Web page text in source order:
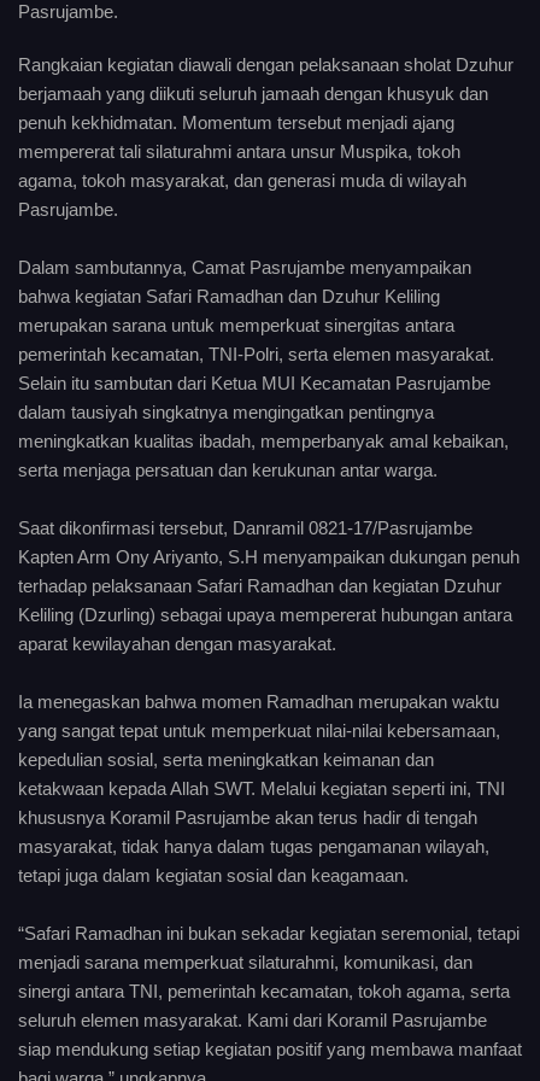
Pasrujambe.
Rangkaian kegiatan diawali dengan pelaksanaan sholat Dzuhur
berjamaah yang diikuti seluruh jamaah dengan khusyuk dan
penuh kekhidmatan. Momentum tersebut menjadi ajang
mempererat tali silaturahmi antara unsur Muspika, tokoh
agama, tokoh masyarakat, dan generasi muda di wilayah
Pasrujambe.
Dalam sambutannya, Camat Pasrujambe menyampaikan
bahwa kegiatan Safari Ramadhan dan Dzuhur Keliling
merupakan sarana untuk memperkuat sinergitas antara
pemerintah kecamatan, TNI-Polri, serta elemen masyarakat.
Selain itu sambutan dari Ketua MUI Kecamatan Pasrujambe
dalam tausiyah singkatnya mengingatkan pentingnya
meningkatkan kualitas ibadah, memperbanyak amal kebaikan,
serta menjaga persatuan dan kerukunan antar warga.
Saat dikonfirmasi tersebut, Danramil 0821-17/Pasrujambe
Kapten Arm Ony Ariyanto, S.H menyampaikan dukungan penuh
terhadap pelaksanaan Safari Ramadhan dan kegiatan Dzuhur
Keliling (Dzurling) sebagai upaya mempererat hubungan antara
aparat kewilayahan dengan masyarakat.
Ia menegaskan bahwa momen Ramadhan merupakan waktu
yang sangat tepat untuk memperkuat nilai-nilai kebersamaan,
kepedulian sosial, serta meningkatkan keimanan dan
ketakwaan kepada Allah SWT. Melalui kegiatan seperti ini, TNI
khususnya Koramil Pasrujambe akan terus hadir di tengah
masyarakat, tidak hanya dalam tugas pengamanan wilayah,
tetapi juga dalam kegiatan sosial dan keagamaan.
“Safari Ramadhan ini bukan sekadar kegiatan seremonial, tetapi
menjadi sarana memperkuat silaturahmi, komunikasi, dan
sinergi antara TNI, pemerintah kecamatan, tokoh agama, serta
seluruh elemen masyarakat. Kami dari Koramil Pasrujambe
siap mendukung setiap kegiatan positif yang membawa manfaat